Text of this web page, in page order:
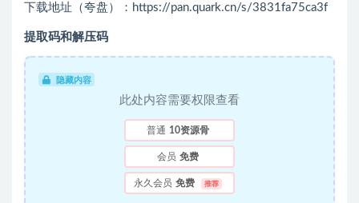
下载地址（夸盘）：https://pan.quark.cn/s/3831fa75ca3f
提取码和解压码
隐藏内容
此处内容需要权限查看
普通 10资源骨
会员 免费
永久会员 免费 推荐